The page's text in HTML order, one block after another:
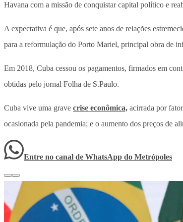
Havana com a missão de conquistar capital político e
A expectativa é que, após sete anos de relações
para a reformulação do Porto Mariel, principal obra de
Em 2018, Cuba cessou os pagamentos, firmados em
obtidas pelo jornal Folha de S.Paulo.
Cuba vive uma grave crise econômica, acirrada por
ocasionada pela pandemia; e o aumento dos preços de
Entre no canal de WhatsApp do Metrópoles